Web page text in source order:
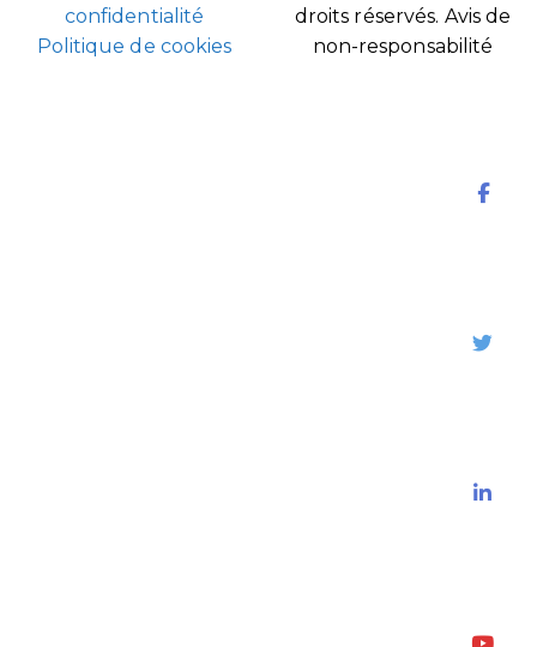
confidentialité
Politique de cookies
droits réservés. Avis de
non-responsabilité